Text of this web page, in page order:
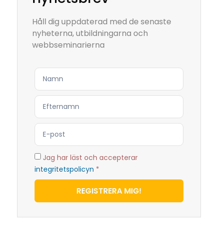
Håll dig uppdaterad med de senaste
nyheterna, utbildningarna och
webbseminarierna
Jag har läst och accepterar
integritetspolicyn *
REGISTRERA MIG!